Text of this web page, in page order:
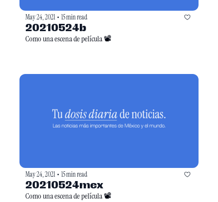
May 24, 2021 • 15 min read
20210524b
Como una escena de película 📽
May 24, 2021 • 15 min read
20210524mex
Como una escena de película 📽